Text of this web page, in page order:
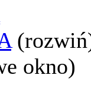
okno)